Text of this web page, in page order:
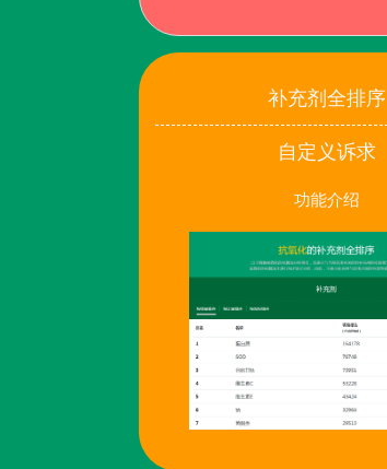
补充剂全排序
自定义诉求
功能介绍